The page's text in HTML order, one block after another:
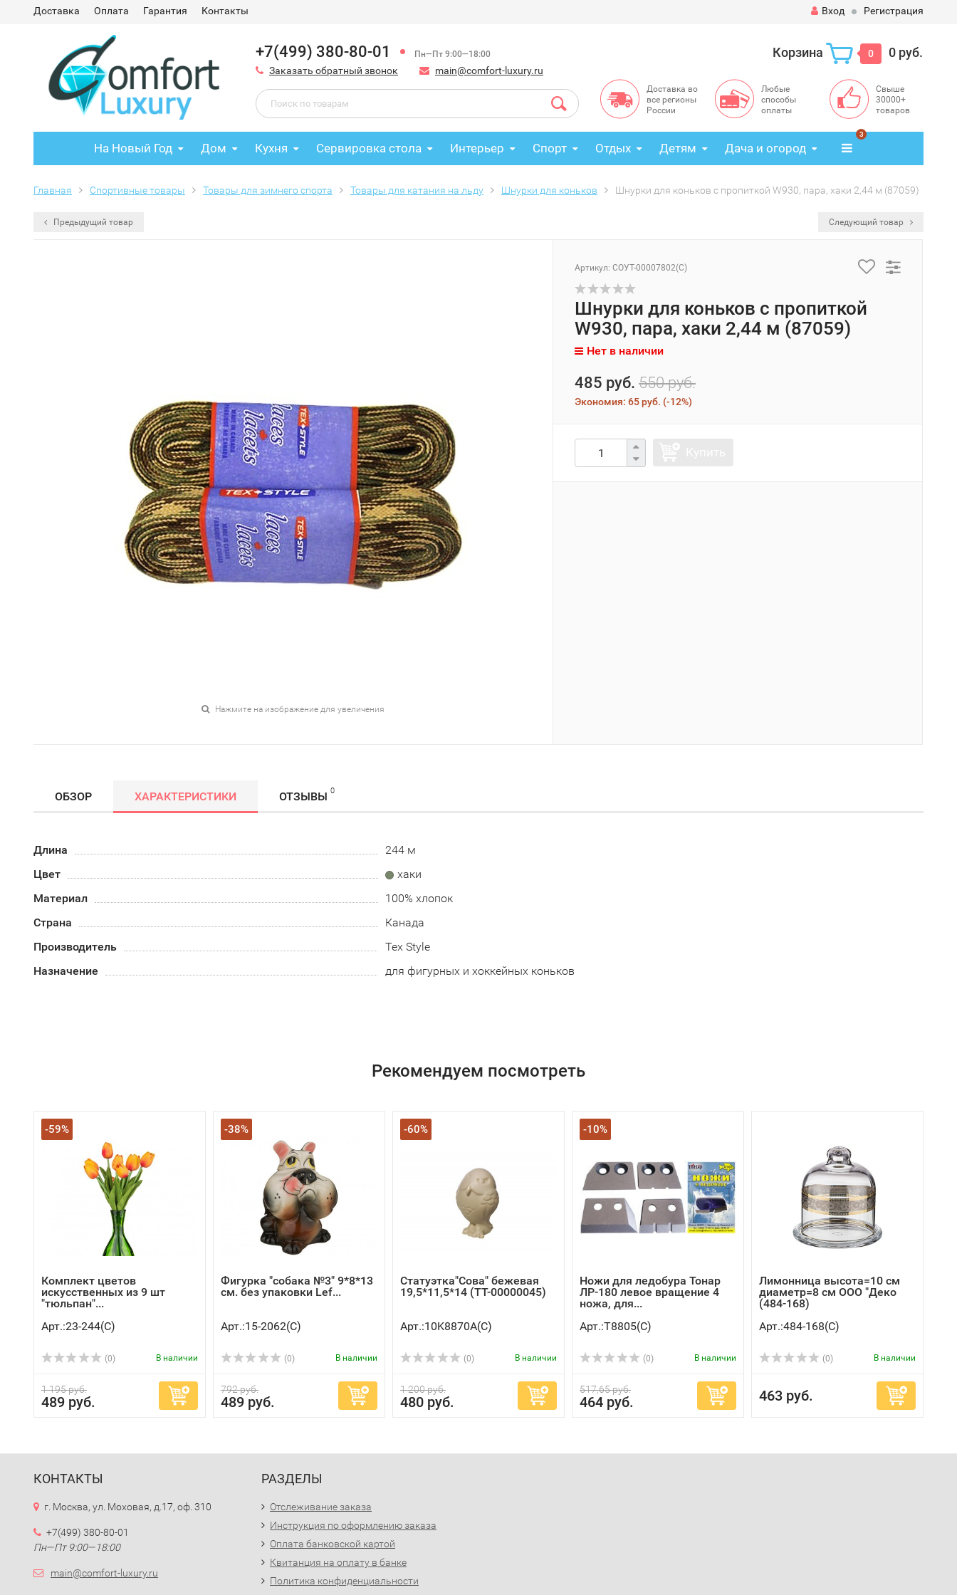
Доставка Оплата Гарантия Контакты Вход Регистрация
+7(499) 380-80-01 Пн—Пт 9:00—18:00
Заказать обратный звонок main@comfort-luxury.ru
Корзина 0 0 руб.
Доставка во
все регионы
России
Любые
способы
оплаты
Свыше
30000+
товаров
На Новый Год Дом Кухня Сервировка стола Интерьер Спорт Отдых Детям Дача и огород
3
Главная Спортивные товары Товары для зимнего спорта Товары для катания на льду Шнурки для коньков Шнурки для коньков с пропиткой W930, пара, хаки 2,44 м (87059)
Предыдущий товар Следующий товар
Нажмите на изображение для увеличения
Артикул: СОУТ-00007802(C)
Шнурки для коньков с пропиткой
W930, пара, хаки 2,44 м (87059)
Нет в наличии
485 руб. 550 руб.
Экономия: 65 руб. (-12%)
ОБЗОР ХАРАКТЕРИСТИКИ ОТЗЫВЫ 0
Длина
244 м
Цвет
хаки
Материал
100% хлопок
Страна
Канада
Производитель
Tex Style
Назначение
для фигурных и хоккейных коньков
Рекомендуем посмотреть
-59%
Комплект цветов
искусственных из 9 шт
"тюльпан"...
Арт.:23-244(C)
(0) В наличии
1 195 руб.
489 руб.
-38%
Фигурка "собака №3" 9*8*13
см. без упаковки Lef...
Арт.:15-2062(C)
(0) В наличии
792 руб.
489 руб.
-60%
Статуэтка"Сова" бежевая
19,5*11,5*14 (TT-00000045)
Арт.:10K8870A(C)
(0) В наличии
1 200 руб.
480 руб.
-10%
Ножи для ледобура Тонар
ЛР-180 левое вращение 4
ножа, для...
Арт.:Т8805(C)
(0) В наличии
517,65 руб.
464 руб.
Лимонница высота=10 см
диаметр=8 см ООО "Деко
(484-168)
Арт.:484-168(C)
(0) В наличии
463 руб.
КОНТАКТЫ
г. Москва, ул. Моховая, д.17, оф. 310
+7(499) 380-80-01
Пн—Пт 9:00—18:00
main@comfort-luxury.ru
РАЗДЕЛЫ
Отслеживание заказа
Инструкция по оформлению заказа
Оплата банковской картой
Квитанция на оплату в банке
Политика конфиденциальности